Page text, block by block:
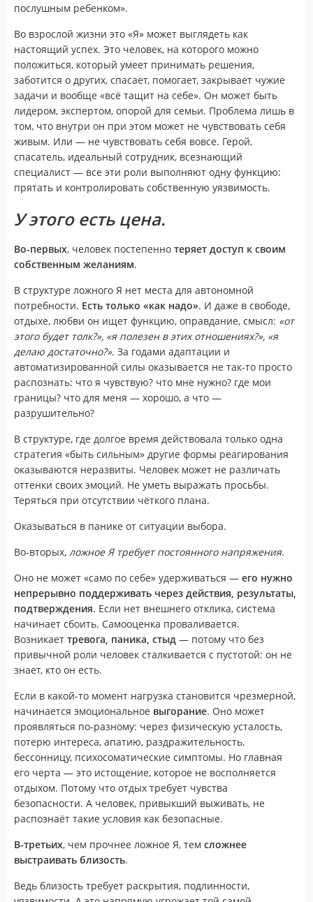
послушным ребенком».
Во взрослой жизни это «Я» может выглядеть как
настоящий успех. Это человек, на которого можно
положиться, который умеет принимать решения,
заботится о других, спасает, помогает, закрывает чужие
задачи и вообще «всё тащит на себе». Он может быть
лидером, экспертом, опорой для семьи. Проблема лишь в
том, что внутри он при этом может не чувствовать себя
живым. Или — не чувствовать себя вовсе. Герой,
спасатель, идеальный сотрудник, всезнающий
специалист — все эти роли выполняют одну функцию:
прятать и контролировать собственную уязвимость.
У этого есть цена.
Во-первых, человек постепенно теряет доступ к своим
собственным желаниям.
В структуре ложного Я нет места для автономной
потребности. Есть только «как надо». И даже в свободе,
отдыхе, любви он ищет функцию, оправдание, смысл: «от
этого будет толк?», «я полезен в этих отношениях?», «я
делаю достаточно?». За годами адаптации и
автоматизированной силы оказывается не так-то просто
распознать: что я чувствую? что мне нужно? где мои
границы? что для меня — хорошо, а что —
разрушительно?
В структуре, где долгое время действовала только одна
стратегия «быть сильным» другие формы реагирования
оказываются неразвиты. Человек может не различать
оттенки своих эмоций. Не уметь выражать просьбы.
Теряться при отсутствии чёткого плана.
Оказываться в панике от ситуации выбора.
Во-вторых, ложное Я требует постоянного напряжения.
Оно не может «само по себе» удерживаться — его нужно
непрерывно поддерживать через действия, результаты,
подтверждения. Если нет внешнего отклика, система
начинает сбоить. Самооценка проваливается.
Возникает тревога, паника, стыд — потому что без
привычной роли человек сталкивается с пустотой: он не
знает, кто он есть.
Если в какой-то момент нагрузка становится чрезмерной,
начинается эмоциональное выгорание. Оно может
проявляться по-разному: через физическую усталость,
потерю интереса, апатию, раздражительность,
бессонницу, психосоматические симптомы. Но главная
его черта — это истощение, которое не восполняется
отдыхом. Потому что отдых требует чувства
безопасности. А человек, привыкший выживать, не
распознаёт такие условия как безопасные.
В-третьих, чем прочнее ложное Я, тем сложнее
выстраивать близость.
Ведь близость требует раскрытия, подлинности,